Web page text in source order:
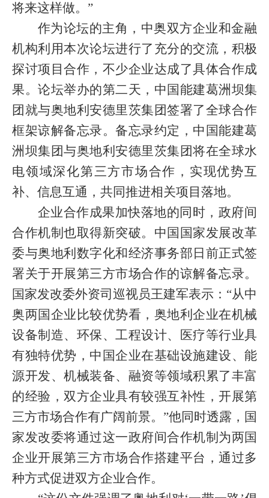
将来这样做。”
作为论坛的主角，中奥双方企业和金融
机构利用本次论坛进行了充分的交流，积极
探讨项目合作，不少企业达成了具体合作成
果。论坛举办的第二天，中国能建葛洲坝集
团就与奥地利安德里茨集团签署了全球合作
框架谅解备忘录。备忘录约定，中国能建葛
洲坝集团与奥地利安德里茨集团将在全球水
电领域深化第三方市场合作，实现优势互
补、信息互通，共同推进相关项目落地。
企业合作成果加快落地的同时，政府间
合作机制也取得新突破。中国国家发展改革
委与奥地利数字化和经济事务部日前正式签
署关于开展第三方市场合作的谅解备忘录。
国家发改委外资司巡视员王建军表示：“从中
奥两国企业比较优势看，奥地利企业在机械
设备制造、环保、工程设计、医疗等行业具
有独特优势，中国企业在基础设施建设、能
源开发、机械装备、融资等领域积累了丰富
的经验，双方企业具有较强互补性，开展第
三方市场合作有广阔前景。”他同时透露，国
家发改委将通过这一政府间合作机制为两国
企业开展第三方市场合作搭建平台，通过多
种方式促进双方企业合作。